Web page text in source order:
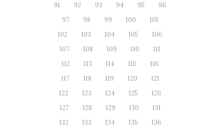
91
92 93 94 95
96
97
98 99 100
101
102
103 104 105
106
107
108 109 110
111
112
113 114 115
116
117
118 119 120
121
122
123 124 125
126
127
128 129 130
131
132
133 134 135
136